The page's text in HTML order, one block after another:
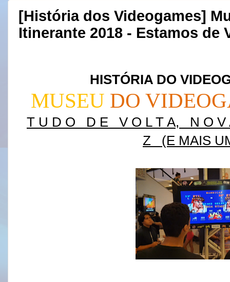
[História dos Videogames]
Itinerante 2018 - Estamos de
HISTÓRIA DO
MUSEU DO
T U D O D E V O L T A,
N O V
Z
(E MAIS